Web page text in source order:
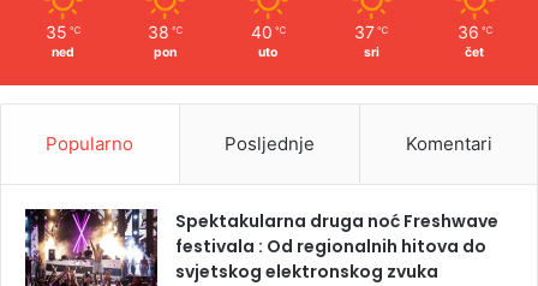
35 ℃
ned
38 ℃
pon
40 ℃
uto
37 ℃
sri
36 ℃
čet
Popularno Posljednje Komentari
Spektakularna druga noć Freshwave
festivala : Od regionalnih hitova do
svjetskog elektronskog zvuka